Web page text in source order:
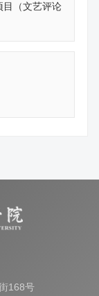
目（文艺评论
168号